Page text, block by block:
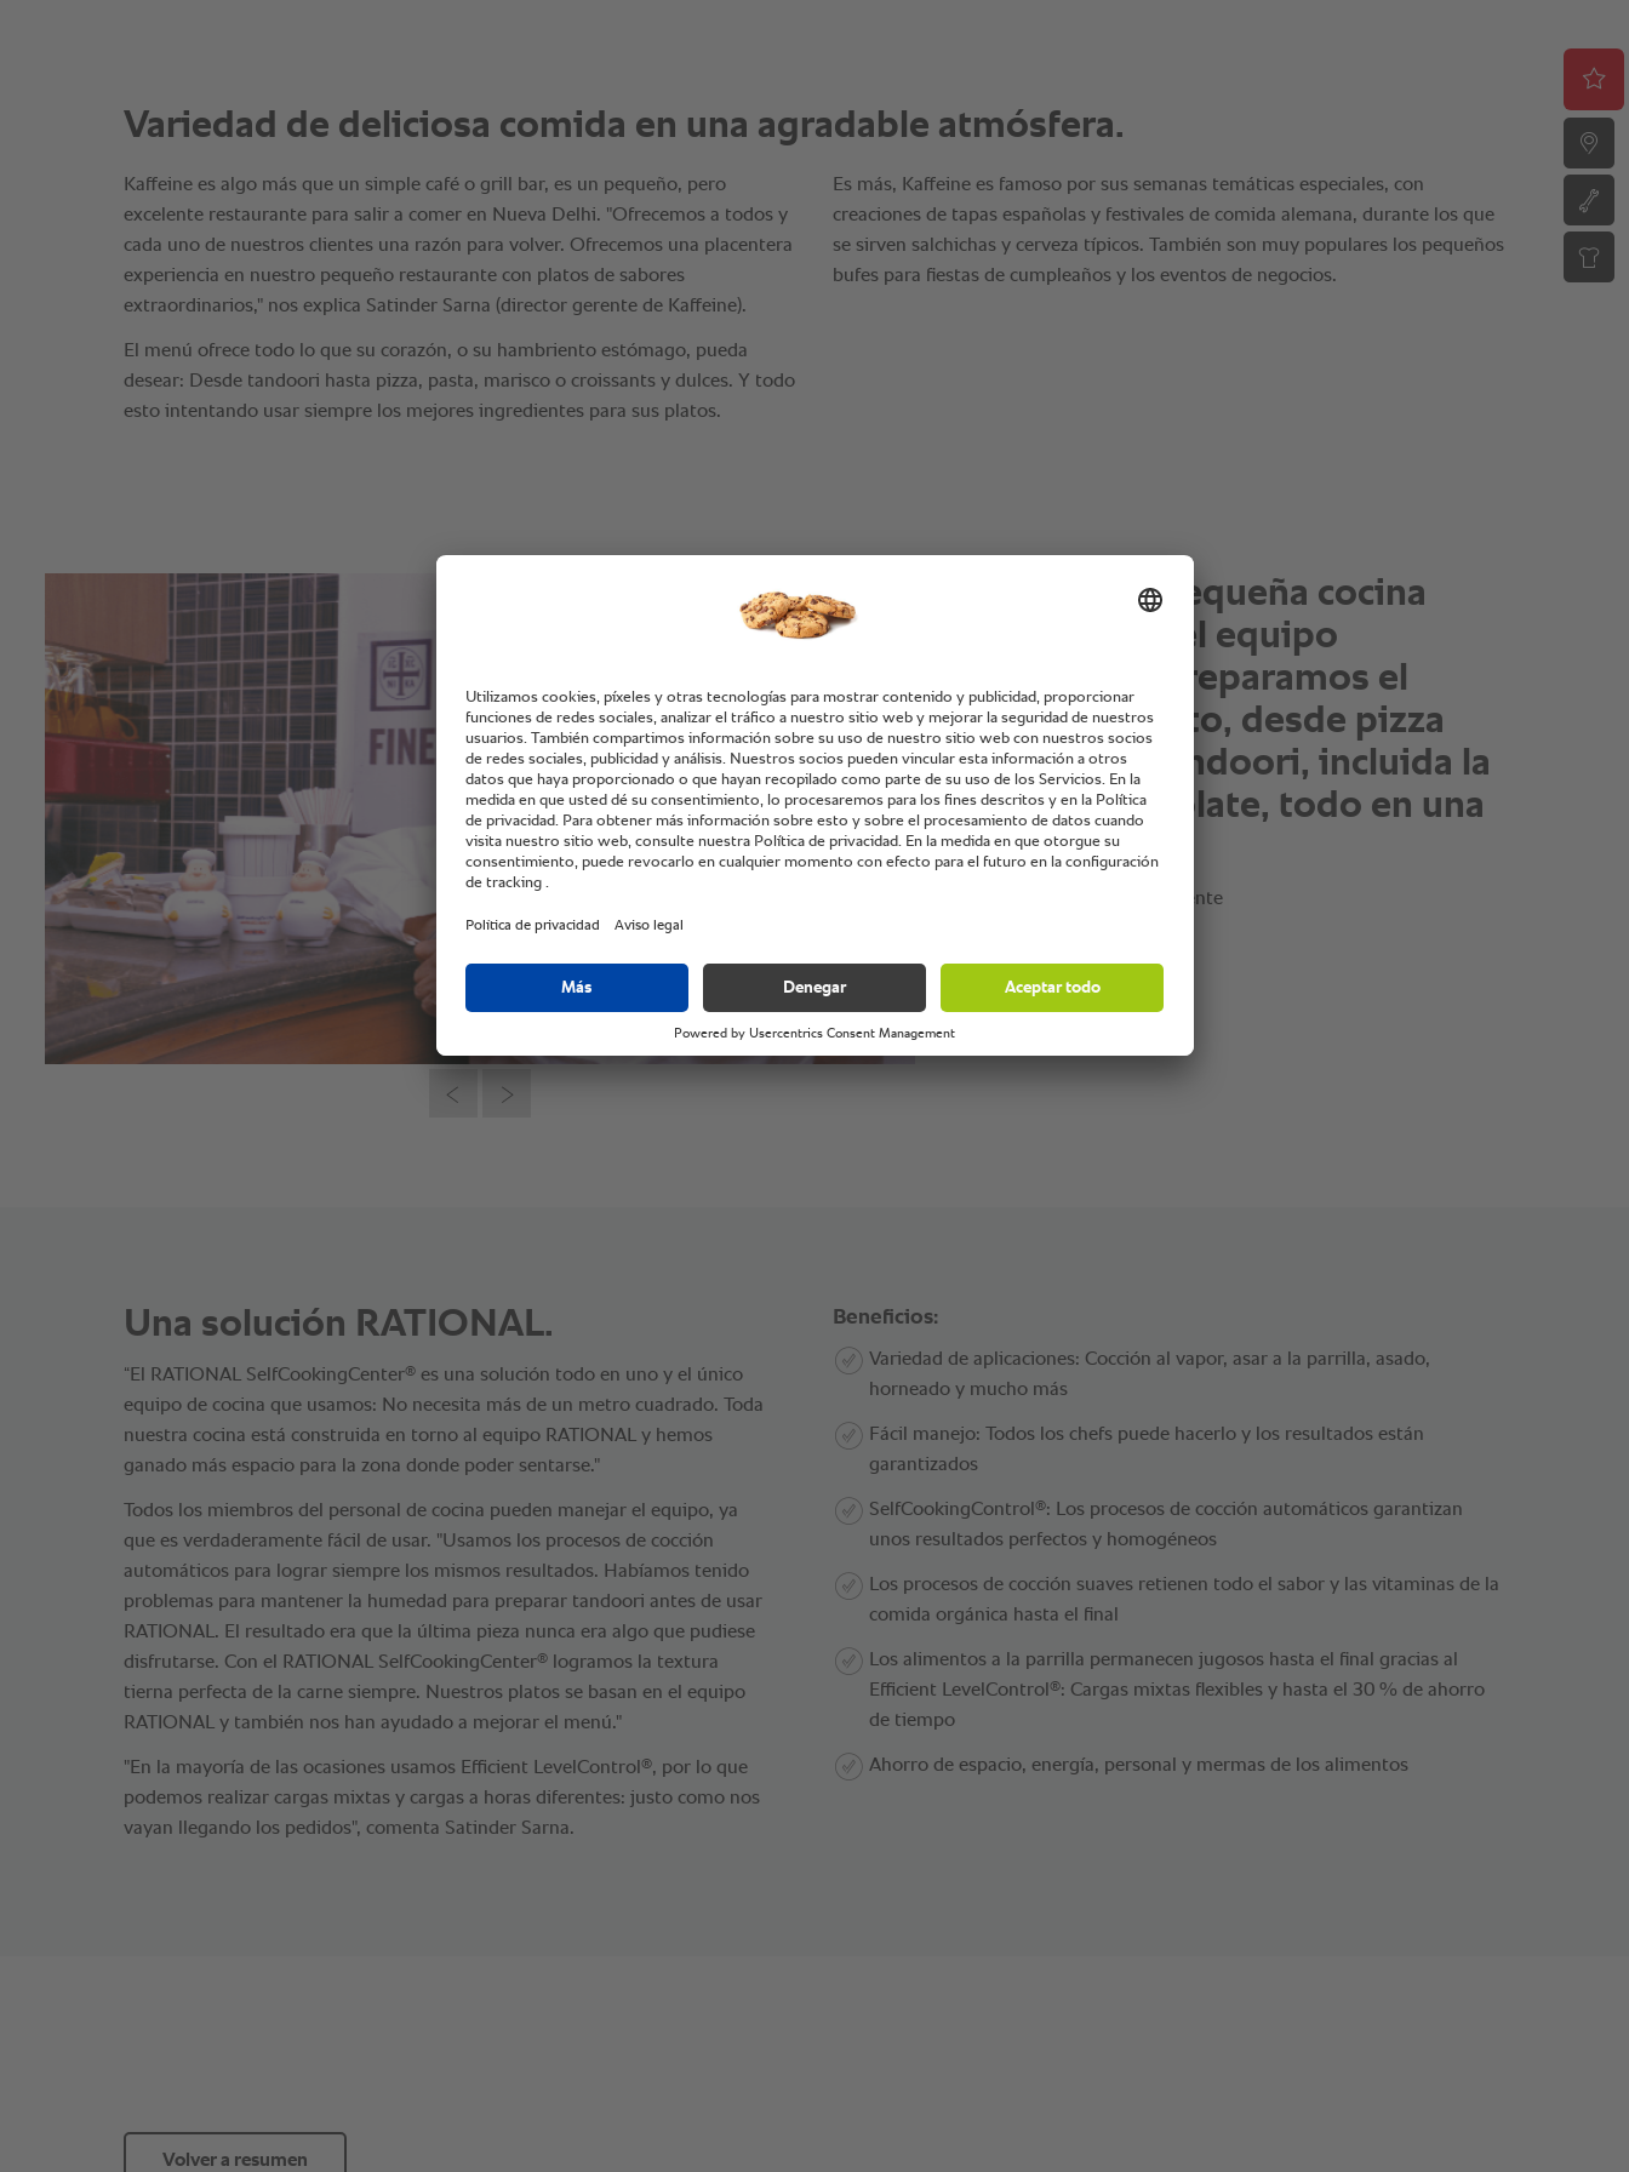
"Servimos cada plato en
cuestión de 9 minutos. Con los
procesos automáticos
aceleramos aún´ más la
producción logramos
resultados perfectos siempre.
Frescura que nuestros clientes
pueden saborear."
Una solución RATIONAL.
“El RATIONAL SelfCookingCenter® es una solución todo en uno y el único
equipo de cocina que usamos: No necesita más de un metro cuadrado. Toda
nuestra cocina está construida en torno al equipo RATIONAL y hemos
ganado más espacio para la zona donde poder sentarse."
Todos los miembros del personal de cocina pueden manejar el equipo, ya
que es verdaderamente fácil de usar. "Usamos los procesos de cocción
automáticos para lograr siempre los mismos resultados. Habíamos tenido
problemas para mantener la humedad para preparar tandoori antes de usar
RATIONAL. El resultado era que la última pieza nunca era algo que pudiese
disfrutarse. Con el RATIONAL SelfCookingCenter®
logramos la textura
tierna perfecta de la carne siempre. Nuestros platos se basan en el equipo
RATIONAL y también nos han ayudado a mejorar el menú."
"En la mayoría de las ocasiones usamos Efficient LevelControl ®, por lo que
podemos realizar cargas mixtas y cargas a horas diferentes: justo como nos
vayan llegando los pedidos", comenta Satinder Sarna.
Beneficios:
Variedad de aplicaciones: Cocción al vapor, asar a la parrilla, asado,
horneado y mucho más
Fácil manejo: Todos los chefs puede hacerlo y los resultados están
garantizados
SelfCookingControl ®: Los procesos de cocción automáticos garantizan
unos resultados perfectos y homogéneos
Los procesos de cocción suaves retienen todo el sabor y las vitaminas de la
comida orgánica hasta el final
Los alimentos a la parrilla permanecen jugosos hasta el final gracias al
Efficient LevelControl ®: Cargas mixtas flexibles y hasta el 30 % de ahorro
de tiempo
Ahorro de espacio, energía, personal y mermas de los alimentos
Volver a resumen